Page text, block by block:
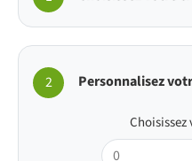
2 Personnalisez